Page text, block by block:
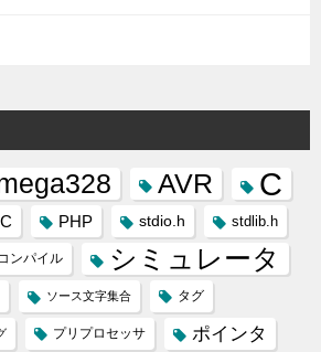
AVR C
PHP stdio.h stdlib.h
ンパイル シミュレータ
ソース文字集合 タグ
プリプロセッサ ポインタ